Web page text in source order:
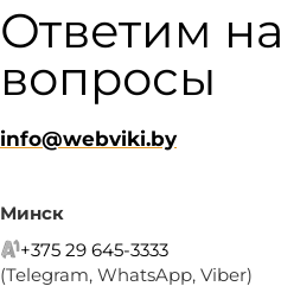
Ответим на
вопросы
info@webviki.by
Минск
+375 29 645-3333
(Telegram, WhatsApp, Viber)